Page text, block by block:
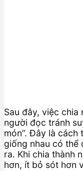
Sau đây, việc chia
người đọc tránh
món”. Đây là
giống nhau có thể
ra. Khi chia thành
hơn, ít bỏ sót hơn